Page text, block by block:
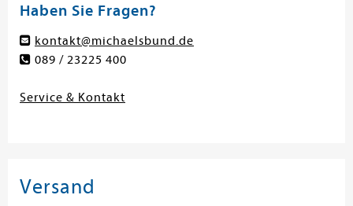
Haben Sie Fragen?
kontakt@michaelsbund.de
089 / 23225 400
Service & Kontakt
Versand